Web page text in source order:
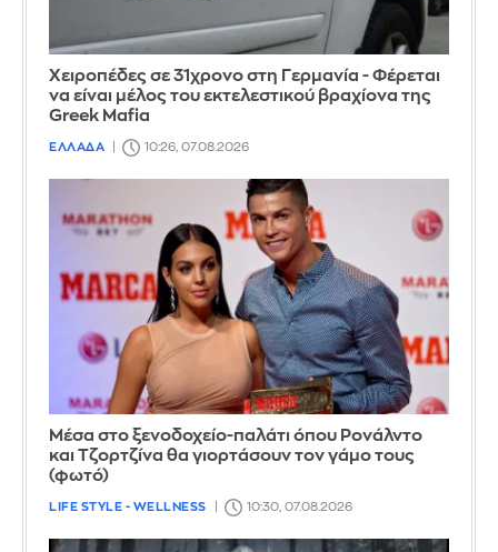
Χειροπέδες σε 31χρονο στη Γερμανία - Φέρεται
να είναι μέλος του εκτελεστικού βραχίονα της
Greek Mafia
ΕΛΛΑΔΑ 10:26, 07.08.2026
Μέσα στο ξενοδοχείο-παλάτι όπου Ρονάλντο
και Τζορτζίνα θα γιορτάσουν τον γάμο τους
(φωτό)
LIFE STYLE - WELLNESS 10:30, 07.08.2026